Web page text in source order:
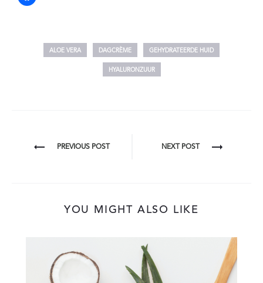
ALOE VERA DAGCRÈME GEHYDRATEERDE HUID
HYALURONZUUR
BERICHT
PREVIOUS POST NEXT POST
YOU MIGHT ALSO LIKE